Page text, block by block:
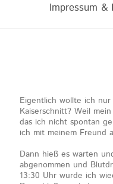
Impressum &
Eigentlich wollte ich nur
Kaiserschnitt? Weil
das ich nicht spontan
ich mit meinem Freund
Dann hieß es warten
abgenommen und
13:30 Uhr wurde ich